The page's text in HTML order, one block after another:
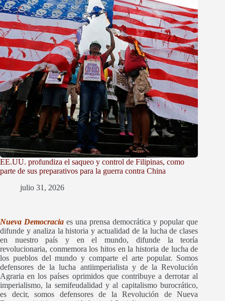
EE.UU. profundiza el saqueo y control de Filipinas, como
parte de sus preparativos para la guerra contra China
julio 31, 2026
Nueva Democracia es una prensa democrática y popular que
difunde y analiza la historia y actualidad de la lucha de clases
en nuestro país y en el mundo, difunde la teoría
revolucionaria, conmemora los hitos en la historia de lucha de
los pueblos del mundo y comparte el arte popular. Somos
defensores de la lucha antiimperialista y de la Revolución
Agraria en los países oprimidos que contribuye a derrotar al
imperialismo, la semifeudalidad y al capitalismo burocrático,
es decir, somos defensores de la Revolución de Nueva